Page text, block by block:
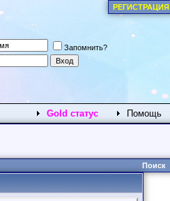
РЕГИСТРАЦИЯ
Запомнить?
Gold статус Помощь
Поиск